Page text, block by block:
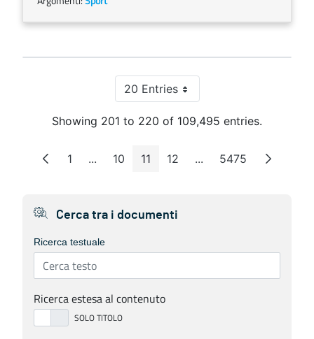
20 EntriesPer Page
Showing 201 to 220 of 109,495 entries.
Page
1 ...Intermediate Pages
Page
10 Page
11 Page
12 ...Intermediate Pages
Page
5475
Cerca tra i documenti
Ricerca testuale
Ricerca estesa al contenuto